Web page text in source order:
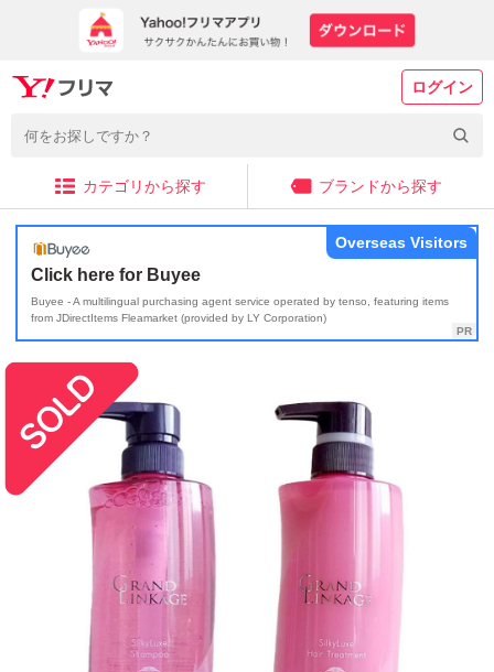
ログイン
カテゴリから探す ブランドから探す
Click here for Buyee
Buyee - A multilingual purchasing agent service operated by tenso, featuring items
from JDirectItems Fleamarket (provided by LY Corporation)
Overseas Visitors